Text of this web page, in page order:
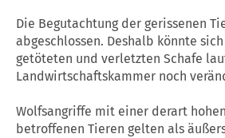
Die Begutachtung der gerissenen
abgeschlossen. Deshalb könnte
getöteten und verletzten Schafe
Landwirtschaftskammer noch
Wolfsangriffe mit einer derart
betroffenen Tieren gelten als